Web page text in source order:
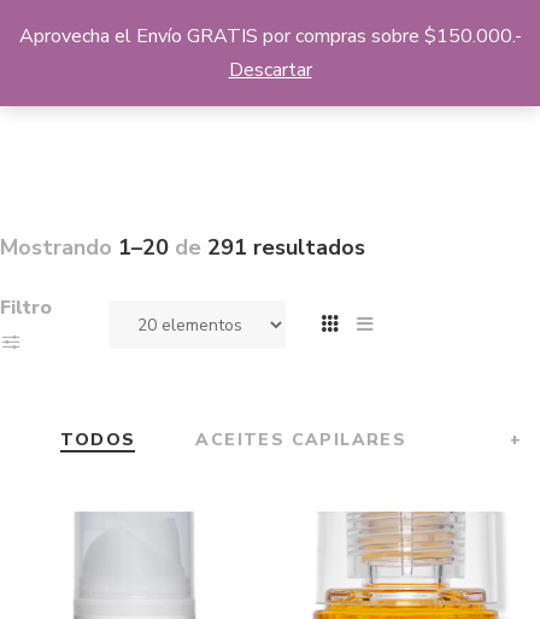
Mostrando 1–20 de 291 resultados
Filtro
TODOS ACEITES CAPILARES +
Aprovecha el Envío GRATIS por compras sobre $150.000.-
Descartar